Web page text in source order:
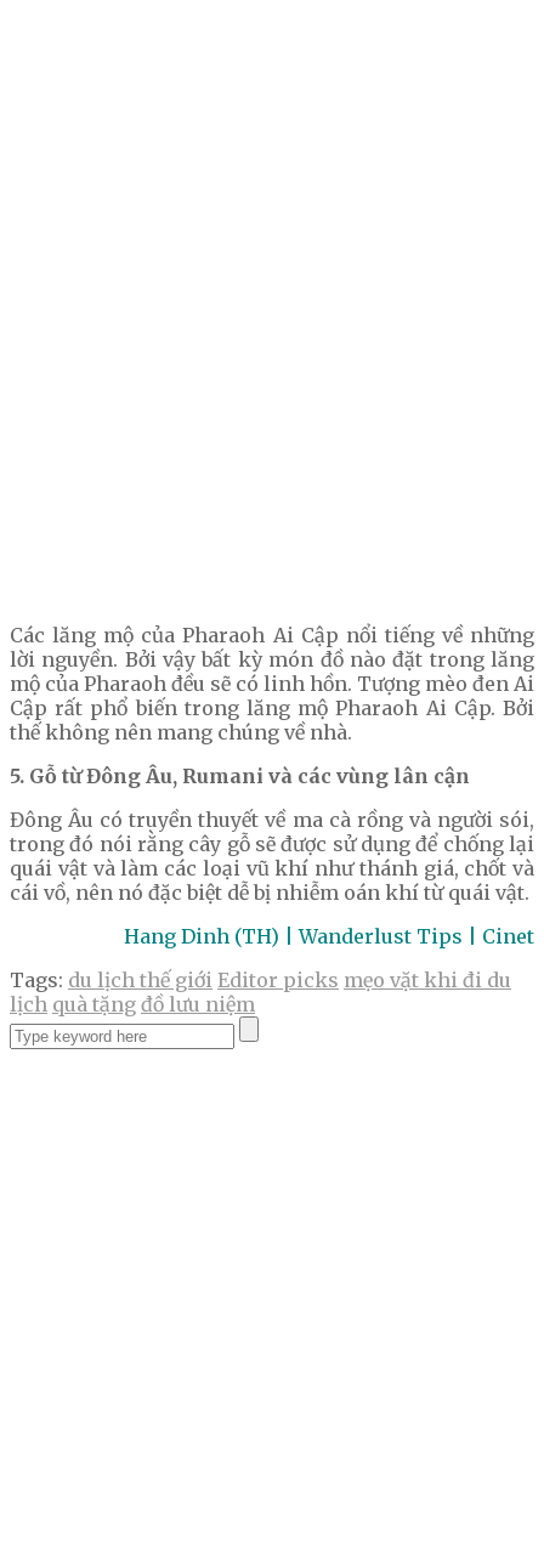
Các lăng mộ của Pharaoh Ai Cập nổi tiếng về những
lời nguyền. Bởi vậy bất kỳ món đồ nào đặt trong lăng
mộ của Pharaoh đều sẽ có linh hồn. Tượng mèo đen Ai
Cập rất phổ biến trong lăng mộ Pharaoh Ai Cập. Bởi
thế không nên mang chúng về nhà.
5. Gỗ từ Đông Âu, Rumani và các vùng lân cận
Đông Âu có truyền thuyết về ma cà rồng và người sói,
trong đó nói rằng cây gỗ sẽ được sử dụng để chống lại
quái vật và làm các loại vũ khí như thánh giá, chốt và
cái vồ, nên nó đặc biệt dễ bị nhiễm oán khí từ quái vật.
Hang Dinh (TH) | Wanderlust Tips | Cinet
Tags: du lịch thế giới Editor picks mẹo vặt khi đi du
lịch quà tặng đồ lưu niệm